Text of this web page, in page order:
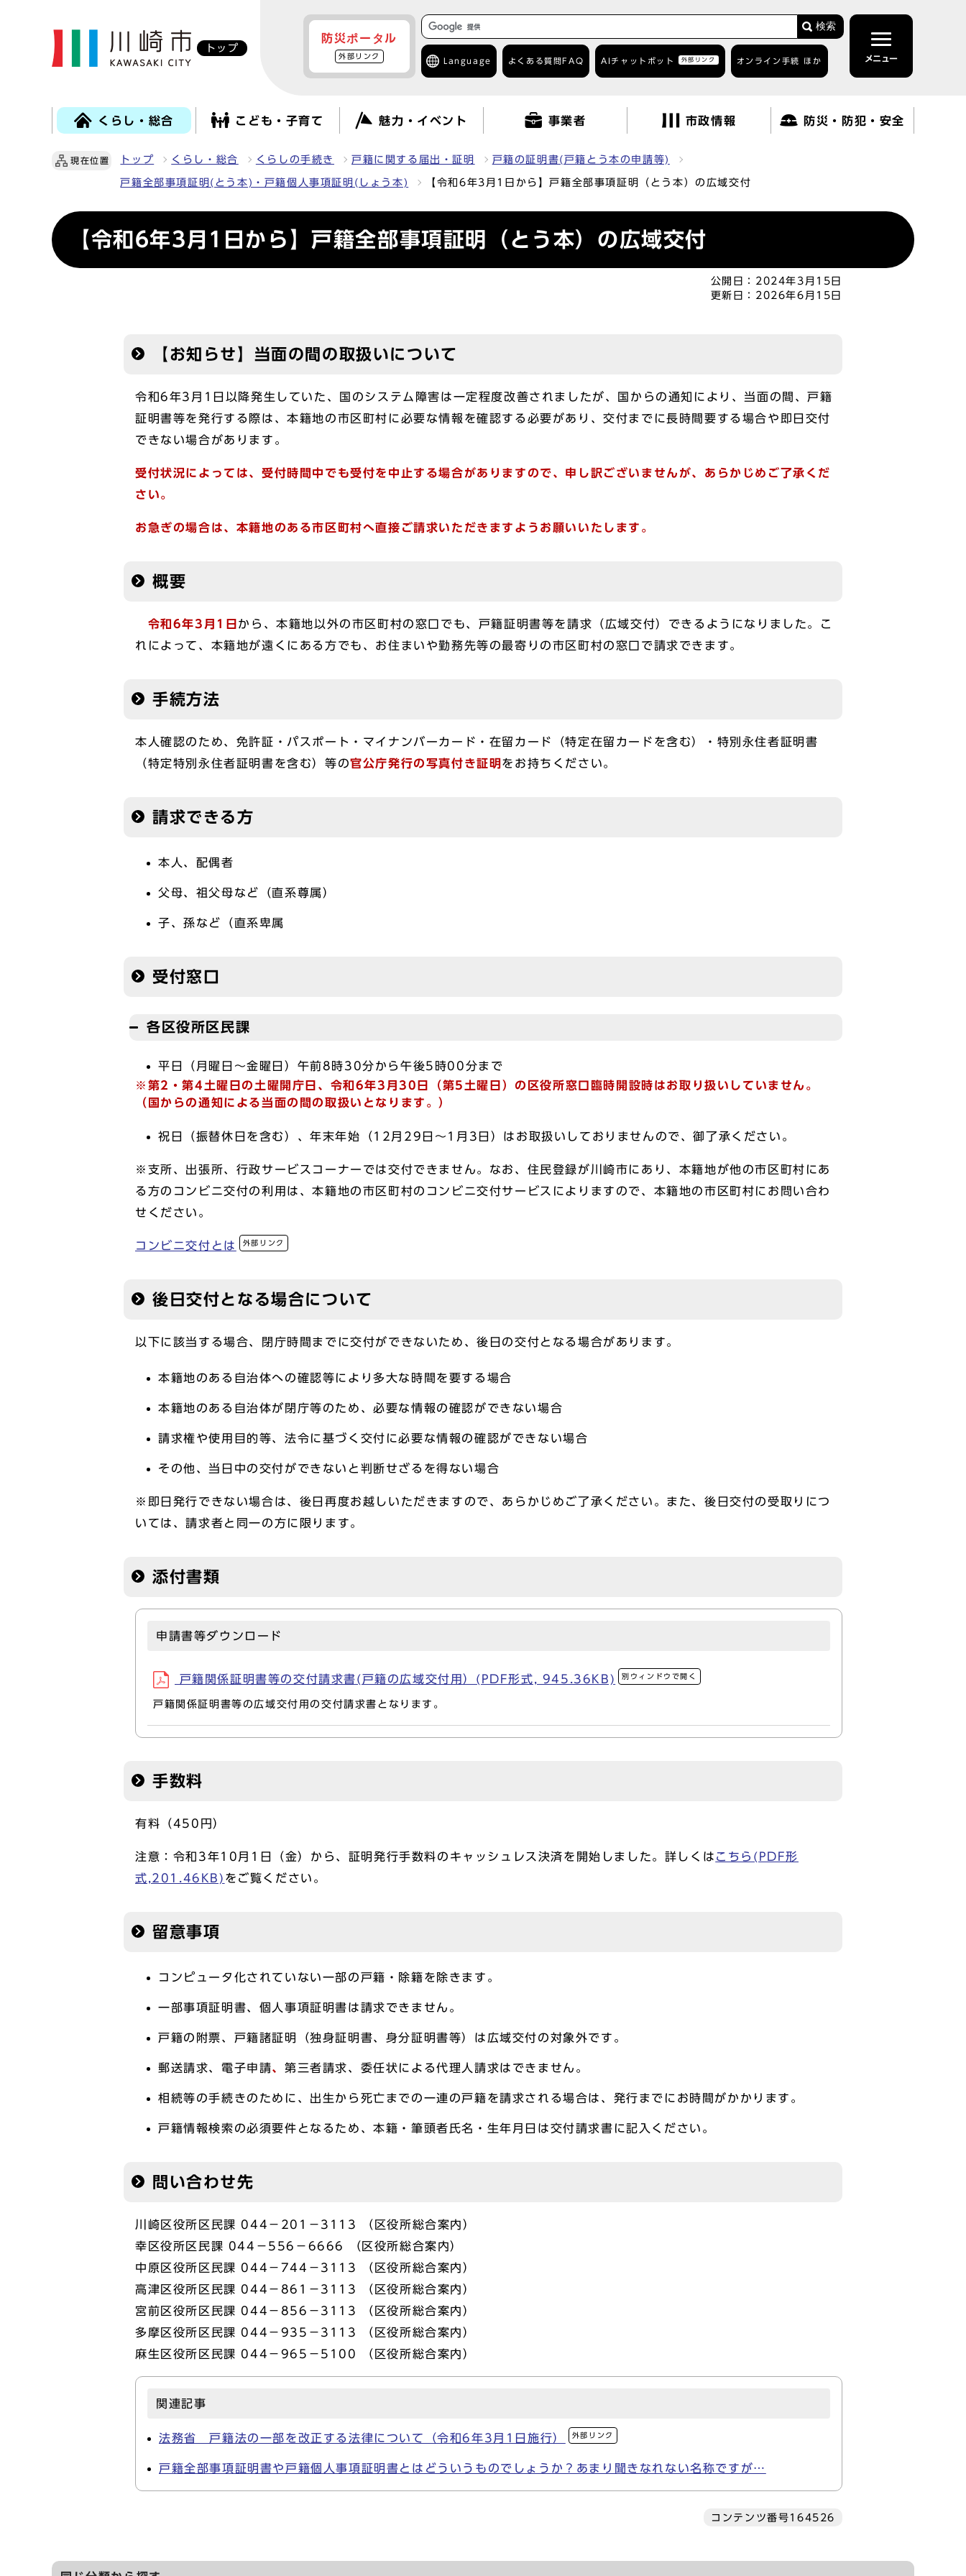
トップ
防災ポータル
外部リンク
検索
Language よくある質問 FAQ AIチャットボット 外部リンク オンライン手続 ほか メニュー
くらし・総合 こども・子育て 魅力・イベント 事業者 市政情報 防災・防犯・安全
現在位置 トップ くらし・総合 くらしの手続き 戸籍に関する届出・証明 戸籍の証明書(戸籍とう本の申請等)
戸籍全部事項証明(とう本)・戸籍個人事項証明(しょう本) 【令和6年3月1日から】戸籍全部事項証明（とう本）の広域交付
【令和6年3月1日から】戸籍全部事項証明（とう本）の広域交付
公開日： 2024年3月15日
更新日： 2026年6月15日
【お知らせ】当面の間の取扱いについて
令和6年3月1日以降発生していた、国のシステム障害は一定程度改善されましたが、国からの通知により、当面の間、戸籍
証明書等を発行する際は、本籍地の市区町村に必要な情報を確認する必要があり、交付までに長時間要する場合や即日交付
できない場合があります。
受付状況によっては、受付時間中でも受付を中止する場合がありますので、申し訳ございませんが、あらかじめご了承くだ
さい。
お急ぎの場合は、本籍地のある市区町村へ直接ご請求いただきますようお願いいたします。
概要
令和6年3月1日 から、本籍地以外の市区町村の窓口でも、戸籍証明書等を請求（広域交付）できるようになりました。こ
れによって、本籍地が遠くにある方でも、お住まいや勤務先等の最寄りの市区町村の窓口で請求できます。
手続方法
本人確認のため、免許証・パスポート・マイナンバーカード・在留カード（特定在留カードを含む）・特別永住者証明書
（特定特別永住者証明書を含む）等の官公庁発行の写真付き証明 をお持ちください。
請求できる方
本人、配偶者
父母、祖父母など（直系尊属）
子、孫など（直系卑属
受付窓口
各区役所区民課
平日（月曜日～金曜日）午前8時30分から午後5時00分まで
※第2・第4土曜日の土曜開庁日、令和6年3月30日（第5土曜日）の区役所窓口臨時開設時はお取り扱いしていません。
（国からの通知による当面の間の取扱いとなります。）
祝日（振替休日を含む）、年末年始（12月29日～1月3日）はお取扱いしておりませんので、御了承ください。
※支所、出張所、行政サービスコーナーでは交付できません。なお、住民登録が川崎市にあり、本籍地が他の市区町村にあ
る方のコンビニ交付の利用は、本籍地の市区町村のコンビニ交付サービスによりますので、本籍地の市区町村にお問い合わ
せください。
コンビニ交付とは 外部リンク
後日交付となる場合について
以下に該当する場合、閉庁時間までに交付ができないため、後日の交付となる場合があります。
本籍地のある自治体への確認等により多大な時間を要する場合
本籍地のある自治体が閉庁等のため、必要な情報の確認ができない場合
請求権や使用目的等、法令に基づく交付に必要な情報の確認ができない場合
その他、当日中の交付ができないと判断せざるを得ない場合
※即日発行できない場合は、後日再度お越しいただきますので、あらかじめご了承ください。また、後日交付の受取りにつ
いては、請求者と同一の方に限ります。
添付書類
申請書等ダウンロード
戸籍関係証明書等の交付請求書(戸籍の広域交付用）(PDF形式, 945.36KB) 別ウィンドウで開く
戸籍関係証明書等の広域交付用の交付請求書となります。
手数料
有料（450円）
注意：令和3年10月1日（金）から、証明発行手数料のキャッシュレス決済を開始しました。詳しくは こちら(PDF形
式,201.46KB) をご覧ください。
留意事項
コンピュータ化されていない一部の戸籍・除籍を除きます。
一部事項証明書、個人事項証明書は請求できません。
戸籍の附票、戸籍諸証明（独身証明書、身分証明書等）は広域交付の対象外です。
郵送請求、電子申請、第三者請求、委任状による代理人請求はできません。
相続等の手続きのために、出生から死亡までの一連の戸籍を請求される場合は、発行までにお時間がかかります。
戸籍情報検索の必須要件となるため、本籍・筆頭者氏名・生年月日は交付請求書に記入ください。
問い合わせ先
川崎区役所区民課 044－201－3113 （区役所総合案内）
幸区役所区民課 044－556－6666 （区役所総合案内）
中原区役所区民課 044－744－3113 （区役所総合案内）
高津区役所区民課 044－861－3113 （区役所総合案内）
宮前区役所区民課 044－856－3113 （区役所総合案内）
多摩区役所区民課 044－935－3113 （区役所総合案内）
麻生区役所区民課 044－965－5100 （区役所総合案内）
関連記事
法務省 戸籍法の一部を改正する法律について（令和6年3月1日施行） 外部リンク
戸籍全部事項証明書や戸籍個人事項証明書とはどういうものでしょうか？あまり聞きなれない名称ですが…
コンテンツ番号164526